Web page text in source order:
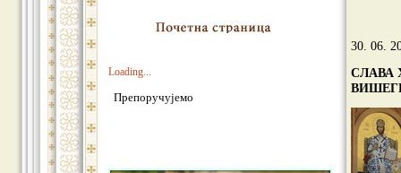
Loading...
Препоручујемо
30. 06.
СЛАВА